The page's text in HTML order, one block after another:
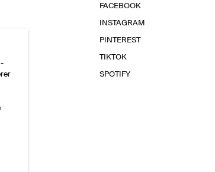
FACEBOOK
INSTAGRAM
PINTEREST
TIKTOK
SPOTIFY